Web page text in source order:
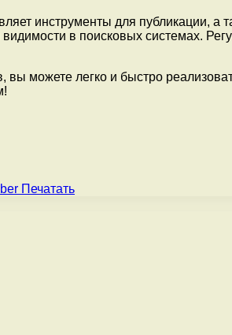
инструменты для публикации, а
в поисковых системах.
можете легко и быстро
Печатать